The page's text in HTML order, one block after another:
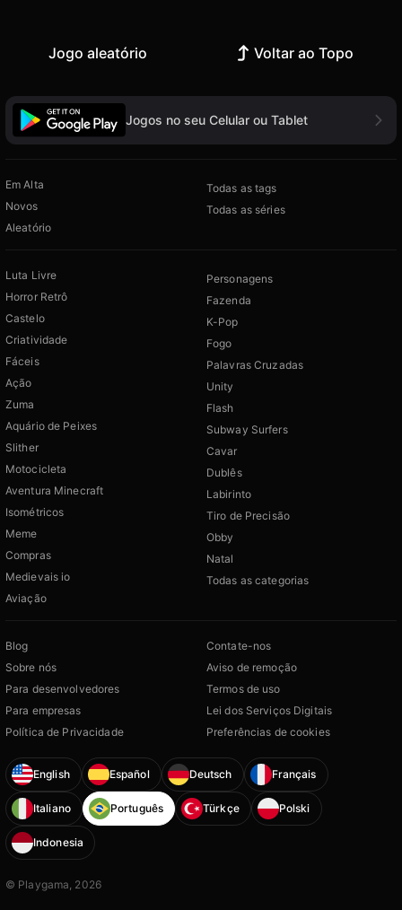
Jogo aleatório Voltar ao Topo
Jogos no seu Celular ou Tablet
Em Alta
Novos
Aleatório
Todas as tags
Todas as séries
Luta Livre
Horror Retrô
Castelo
Criatividade
Fáceis
Ação
Zuma
Aquário de Peixes
Slither
Motocicleta
Aventura Minecraft
Isométricos
Meme
Compras
Medievais io
Aviação
Personagens
Fazenda
K-Pop
Fogo
Palavras Cruzadas
Unity
Flash
Subway Surfers
Cavar
Dublês
Labirinto
Tiro de Precisão
Obby
Natal
Todas as categorias
Blog
Sobre nós
Para desenvolvedores
Para empresas
Política de Privacidade
Contate-nos
Aviso de remoção
Termos de uso
Lei dos Serviços Digitais
Preferências de cookies
English Español Deutsch Français
Italiano Português Türkçe Polski
Indonesia
© Playgama, 2026